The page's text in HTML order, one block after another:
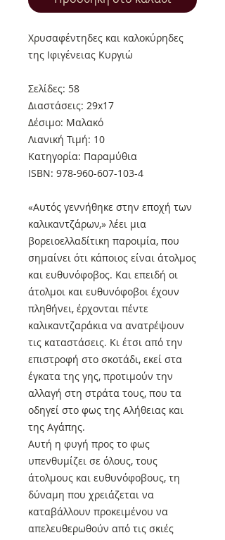
Χρυσαφέντηδες και καλοκύρηδες
της Ιφιγένειας Κυργιώ
Σελίδες: 58
Διαστάσεις: 29x17
Δέσιμο: Μαλακό
Λιανική Τιμή: 10
Κατηγορία: Παραμύθια
ISBN: 978-960-607-103-4
«Αυτός γεννήθηκε στην εποχή των
καλικαντζάρων,» λέει μια
βορειοελλαδίτικη παροιμία, που
σημαίνει ότι κάποιος είναι άτολμος
και ευθυνόφοβος. Και επειδή οι
άτολμοι και ευθυνόφοβοι έχουν
πληθήνει, έρχονται πέντε
καλικαντζαράκια να ανατρέψουν
τις καταστάσεις. Κι έτσι από την
επιστροφή στο σκοτάδι, εκεί στα
έγκατα της γης, προτιμούν την
αλλαγή στη στράτα τους, που τα
οδηγεί στο φως της Αλήθειας και
της Αγάπης.
Αυτή η φυγή προς το φως
υπενθυμίζει σε όλους, τους
άτολμους και ευθυνόφοβους, τη
δύναμη που χρειάζεται να
καταβάλλουν προκειμένου να
απελευθερωθούν από τις σκιές